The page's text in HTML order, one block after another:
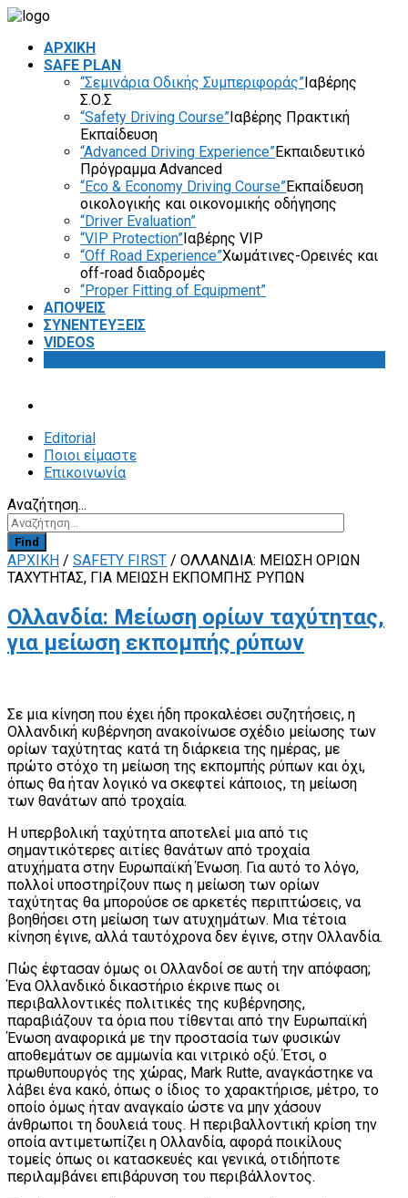
ΑΡΧΙΚΗ
SAFE PLAN
“Σεμινάρια Οδικής Συμπεριφοράς”Ιαβέρης
Σ.Ο.Σ
“Safety Driving Course”Ιαβέρης Πρακτική
Εκπαίδευση
“Advanced Driving Experience”Εκπαιδευτικό
Πρόγραμμα Advanced
“Eco & Economy Driving Course”Εκπαίδευση
οικολογικής και οικονομικής οδήγησης
“Driver Evaluation”
“VIP Protection”Ιαβέρης VIP
“Off Road Experience”Χωμάτινες-Ορεινές και
off-road διαδρομές
“Proper Fitting of Equipment”
ΑΠΟΨΕΙΣ
ΣΥΝΕΝΤΕΥΞΕΙΣ
VIDEOS
Editorial
Ποιοι είμαστε
Επικοινωνία
Αναζήτηση...
Find
ΑΡΧΙΚΗ / SAFETY FIRST / ΟΛΛΑΝΔΊΑ: ΜΕΊΩΣΗ ΟΡΊΩΝ
ΤΑΧΎΤΗΤΑΣ, ΓΙΑ ΜΕΊΩΣΗ ΕΚΠΟΜΠΉΣ ΡΎΠΩΝ
Ολλανδία: Μείωση ορίων ταχύτητας,
για μείωση εκπομπής ρύπων
Σε μια κίνηση που έχει ήδη προκαλέσει συζητήσεις, η
Ολλανδική κυβέρνηση ανακοίνωσε σχέδιο μείωσης των
ορίων ταχύτητας κατά τη διάρκεια της ημέρας, με
πρώτο στόχο τη μείωση της εκπομπής ρύπων και όχι,
όπως θα ήταν λογικό να σκεφτεί κάποιος, τη μείωση
των θανάτων από τροχαία.
Η υπερβολική ταχύτητα αποτελεί μια από τις
σημαντικότερες αιτίες θανάτων από τροχαία
ατυχήματα στην Ευρωπαϊκή Ένωση. Για αυτό το λόγο,
πολλοί υποστηρίζουν πως η μείωση των ορίων
ταχύτητας θα μπορούσε σε αρκετές περιπτώσεις, να
βοηθήσει στη μείωση των ατυχημάτων. Μια τέτοια
κίνηση έγινε, αλλά ταυτόχρονα δεν έγινε, στην Ολλανδία.
Πώς έφτασαν όμως οι Ολλανδοί σε αυτή την απόφαση;
Ένα Ολλανδικό δικαστήριο έκρινε πως οι
περιβαλλοντικές πολιτικές της κυβέρνησης,
παραβιάζουν τα όρια που τίθενται από την Ευρωπαϊκή
Ένωση αναφορικά με την προστασία των φυσικών
αποθεμάτων σε αμμωνία και νιτρικό οξύ. Έτσι, ο
πρωθυπουργός της χώρας, Mark Rutte, αναγκάστηκε να
λάβει ένα κακό, όπως ο ίδιος το χαρακτήρισε, μέτρο, το
οποίο όμως ήταν αναγκαίο ώστε να μην χάσουν
άνθρωποι τη δουλειά τους. Η περιβαλλοντική κρίση την
οποία αντιμετωπίζει η Ολλανδία, αφορά ποικίλους
τομείς όπως οι κατασκευές και γενικά, οτιδήποτε
περιλαμβάνει επιβάρυνση του περιβάλλοντος.